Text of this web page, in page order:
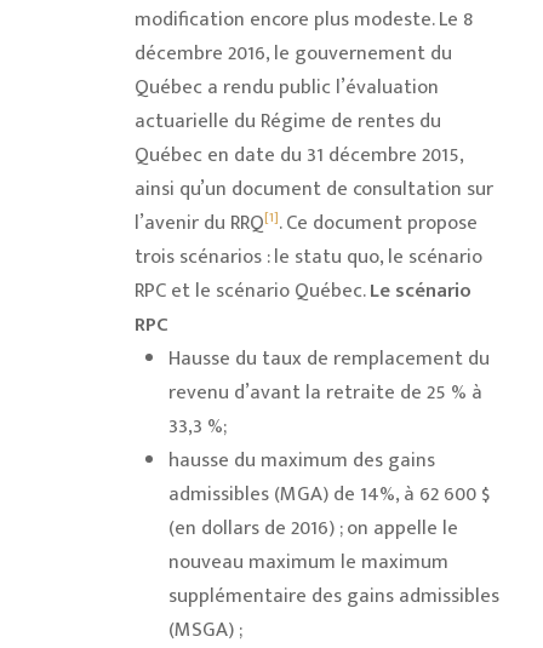
modification encore plus modeste. Le 8
décembre 2016, le gouvernement du
Québec a rendu public l’évaluation
actuarielle du Régime de rentes du
Québec en date du 31 décembre 2015,
ainsi qu’un document de consultation sur
l’avenir du RRQ[1]. Ce document propose
trois scénarios : le statu quo, le scénario
RPC et le scénario Québec.Le scénario
RPC
Hausse du taux de remplacement du
revenu d’avant la retraite de 25 % à
33,3 %;
hausse du maximum des gains
admissibles (MGA) de 14%, à 62 600 $
(en dollars de 2016) ; on appelle le
nouveau maximum le maximum
supplémentaire des gains admissibles
(MSGA) ;